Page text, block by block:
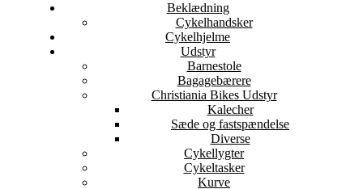
Beklædning
Cykelhandsker
Cykelhjelme
Udstyr
Barnestole
Bagagebærere
Christiania Bikes Udstyr
Kalecher
Sæde og fastspændelse
Diverse
Cykellygter
Cykeltasker
Kurve